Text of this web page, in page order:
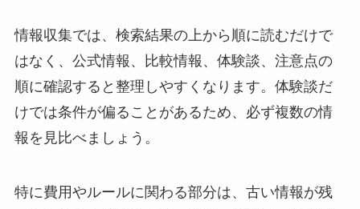
情報収集では、検索結果の上から順に読むだけで
はなく、公式情報、比較情報、体験談、注意点の
順に確認すると整理しやすくなります。体験談だ
けでは条件が偏ることがあるため、必ず複数の情
報を見比べましょう。
特に費用やルールに関わる部分は、古い情報が残